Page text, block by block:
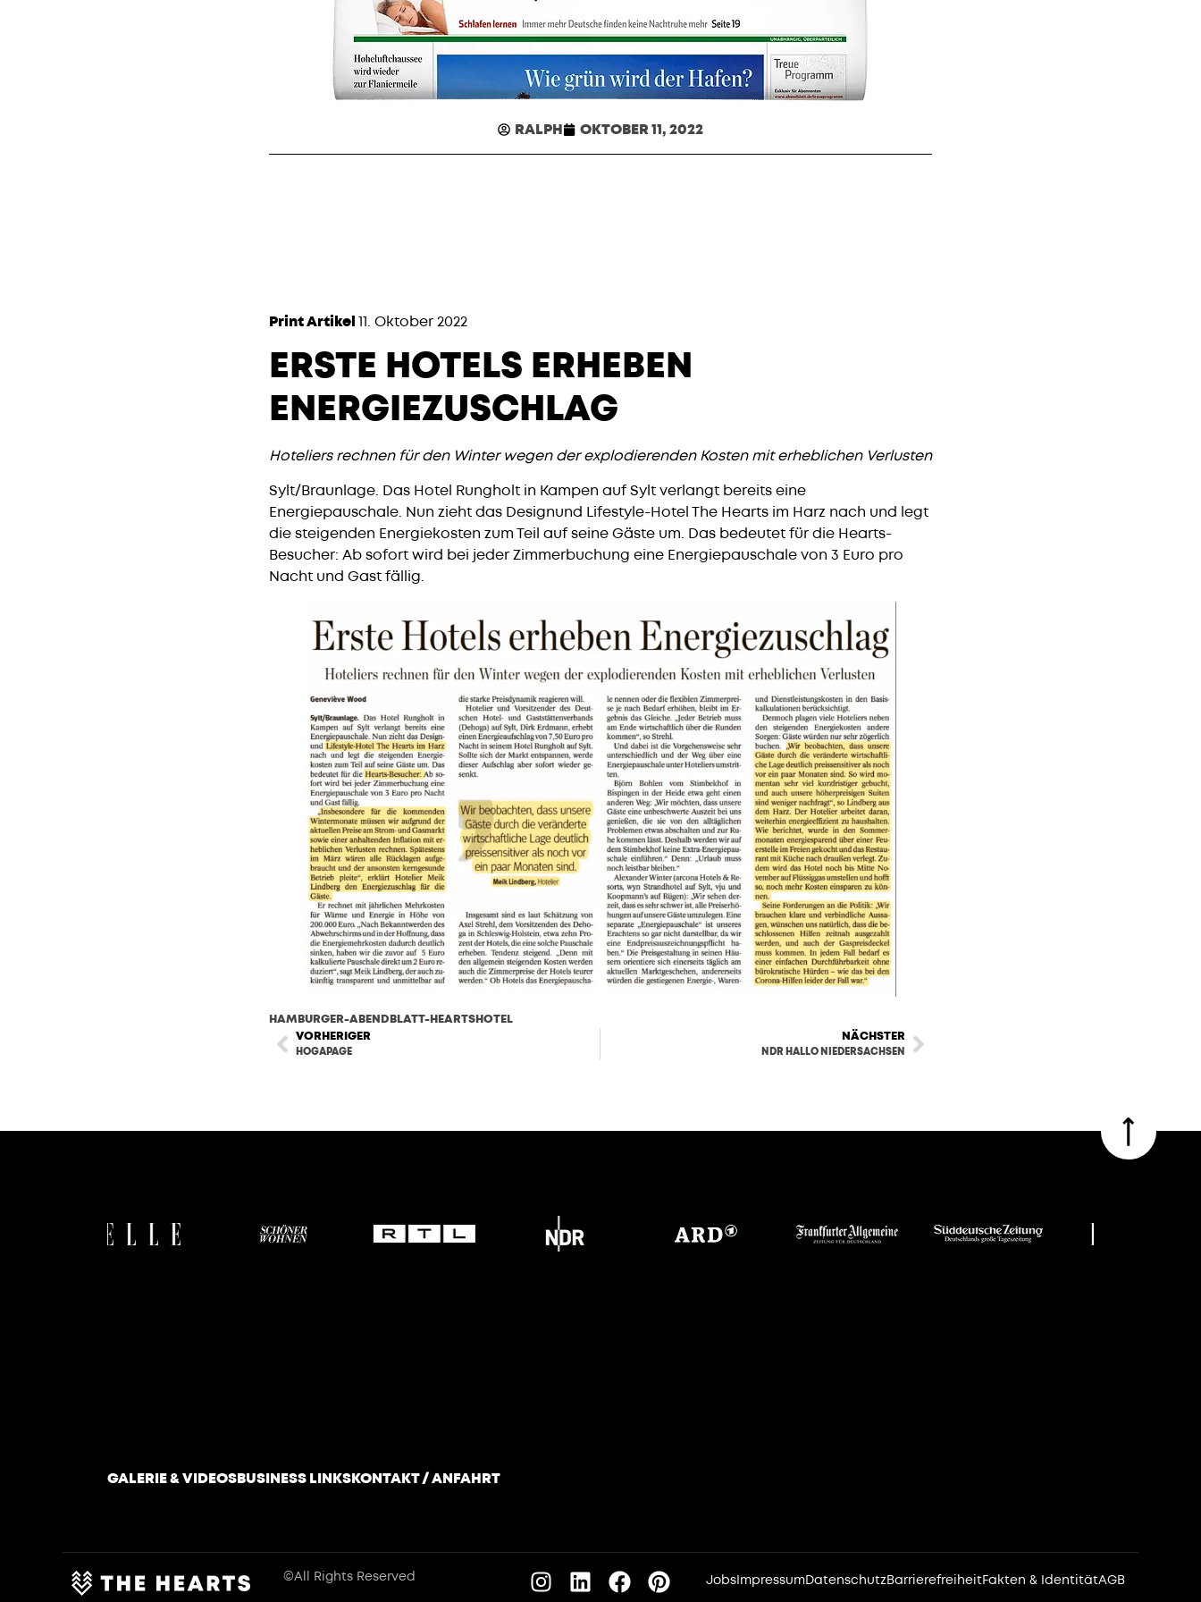
RALPH OKTOBER 11, 2022
Print Artikel11. Oktober 2022
ERSTE HOTELS ERHEBEN
ENERGIEZUSCHLAG
Hoteliers rechnen für den Winter wegen der explodierenden Kosten mit erheblichen Verlusten
Sylt/Braunlage. Das Hotel Rungholt in Kampen auf Sylt verlangt bereits eine
Energiepauschale. Nun zieht das Designund Lifestyle-Hotel The Hearts im Harz nach und legt
die steigenden Energiekosten zum Teil auf seine Gäste um. Das bedeutet für die Hearts-
Besucher: Ab sofort wird bei jeder Zimmerbuchung eine Energiepauschale von 3 Euro pro
Nacht und Gast fällig.
HAMBURGER-ABENDBLATT-HEARTSHOTEL
VORHERIGER
HOGAPAGE
NÄCHSTER
NDR HALLO NIEDERSACHSEN
GALERIE & VIDEOSBUSINESS LINKSKONTAKT / ANFAHRT
©All Rights Reserved JobsImpressumDatenschutzBarrierefreiheitFakten & IdentitätAGB